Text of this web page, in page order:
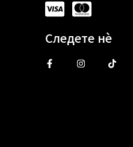
Следете нè